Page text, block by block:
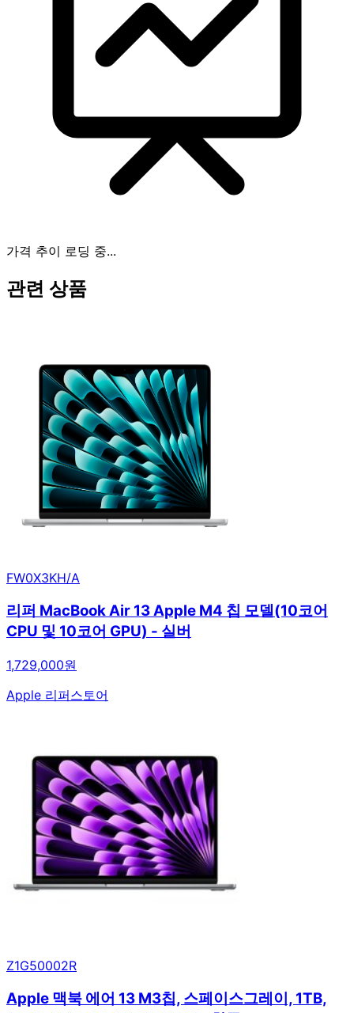
가격 추이 로딩 중...
관련 상품
FW0X3KH/A
리퍼 MacBook Air 13 Apple M4 칩 모델(10코어
CPU 및 10코어 GPU) - 실버
1,729,000원
Apple 리퍼스토어
Z1G50002R
Apple 맥북 에어 13 M3칩, 스페이스그레이, 1TB,